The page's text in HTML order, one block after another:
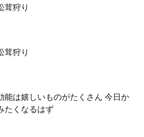
茸狩り
茸狩り
能は嬉しいものがたくさん 今日か
たくなるはず